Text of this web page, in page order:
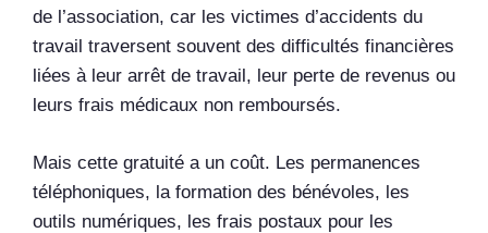
de l’association, car les victimes d’accidents du
travail traversent souvent des difficultés financières
liées à leur arrêt de travail, leur perte de revenus ou
leurs frais médicaux non remboursés.
Mais cette gratuité a un coût. Les permanences
téléphoniques, la formation des bénévoles, les
outils numériques, les frais postaux pour les